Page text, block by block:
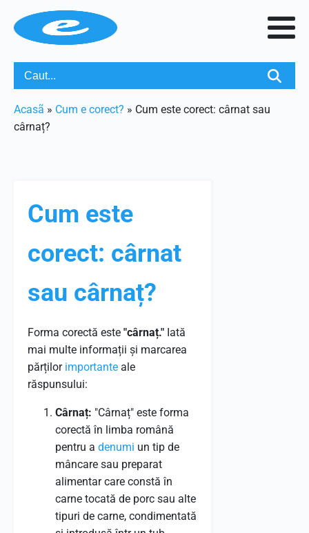
Acasã » Cum e corect? » Cum este corect: cârnat sau
cârnaț?
Cum este
corect: cârnat
sau cârnaț?
Forma corectă este "cârnaț." Iată
mai multe informații și marcarea
părților importante ale
răspunsului:
Cârnaț: "Cârnaț" este forma
corectă în limba română
pentru a denumi un tip de
mâncare sau preparat
alimentar care constă în
carne tocată de porc sau alte
tipuri de carne, condimentată